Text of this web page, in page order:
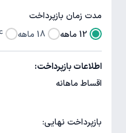
مدت زمان بازپرداخت
12 ماهه
18 ماهه
اطلاعات بازپرداخت:
اقساط ماهانه
بازپرداخت نهایی: